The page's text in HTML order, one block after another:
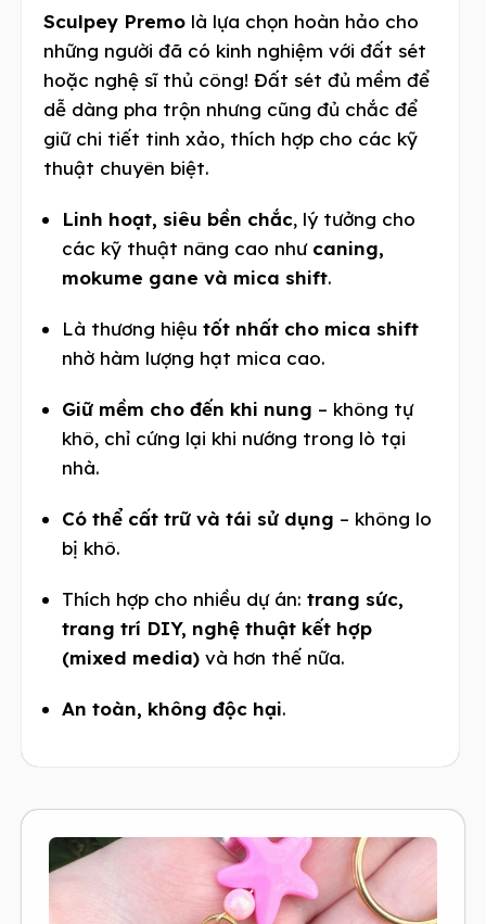
Sculpey Premo là lựa chọn hoàn hảo cho
những người đã có kinh nghiệm với đất sét
hoặc nghệ sĩ thủ công! Đất sét đủ mềm để
dễ dàng pha trộn nhưng cũng đủ chắc để
giữ chi tiết tinh xảo, thích hợp cho các kỹ
thuật chuyên biệt.
Linh hoạt, siêu bền chắc, lý tưởng cho
các kỹ thuật nâng cao như caning,
mokume gane và mica shift.
Là thương hiệutốt nhất cho mica shift
nhờ hàm lượng hạt mica cao.
Giữ mềm cho đến khi nung – không tự
khô, chỉ cứng lại khi nướng trong lò tại
nhà.
Có thể cất trữ và tái sử dụng – không lo
bị khô.
Thích hợp cho nhiều dự án:trang sức,
trang trí DIY, nghệ thuật kết hợp
(mixed media) và hơn thế nữa.
An toàn, không độc hại.